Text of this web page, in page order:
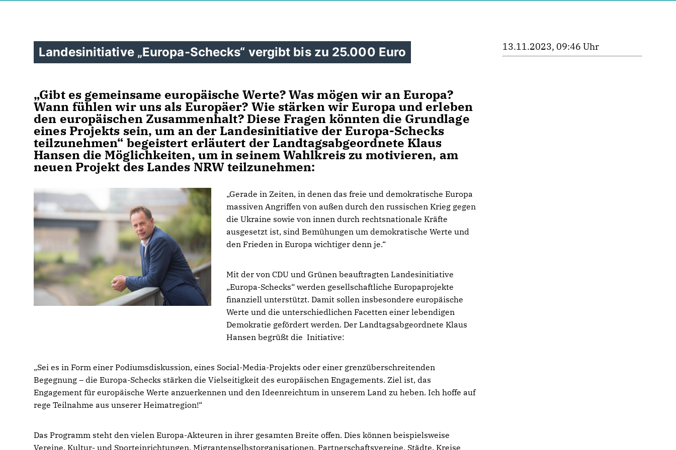
Landesinitiative „Europa-Schecks“ vergibt bis zu 25.000 Euro
Gibt es gemeinsame europäische Werte? Was mögen wir an Europa?
Wann fühlen wir uns als Europäer? Wie stärken wir Europa und erleben
den europäischen Zusammenhalt? Diese Fragen könnten die Grundlage
eines Projekts sein, um an der Landesinitiative der Europa-Schecks
teilzunehmen“ begeistert erläutert der Landtagsabgeordnete Klaus
Hansen die Möglichkeiten, um in seinem Wahlkreis zu motivieren, am
neuen Projekt des Landes NRW teilzunehmen:
Gerade in Zeiten, in denen das freie und demokratische Europa
massiven Angriffen von außen durch den russischen Krieg gegen
die Ukraine sowie von innen durch rechtsnationale Kräfte
ausgesetzt ist, sind Bemühungen um demokratische Werte und
den Frieden in Europa wichtiger denn je.“
Mit der von CDU und Grünen beauftragten Landesinitiative
Europa-Schecks“ werden gesellschaftliche Europaprojekte
finanziell unterstützt. Damit sollen insbesondere europäische
Werte und die unterschiedlichen Facetten einer lebendigen
Demokratie gefördert werden. Der Landtagsabgeordnete Klaus
Hansen begrüßt die Initiative:
Sei es in Form einer Podiumsdiskussion, eines Social-Media-Projekts oder einer grenzüberschreitenden
Begegnung – die Europa-Schecks stärken die Vielseitigkeit des europäischen Engagements. Ziel ist, das
Engagement für europäische Werte anzuerkennen und den Ideenreichtum in unserem Land zu heben. Ich hoffe auf
rege Teilnahme aus unserer Heimatregion!“
Das Programm steht den vielen Europa-Akteuren in ihrer gesamten Breite offen. Dies können beispielsweise
Vereine, Kultur- und Sporteinrichtungen, Migrantenselbstorganisationen, Partnerschaftsvereine, Städte, Kreise
13.11.2023, 09:46 Uhr